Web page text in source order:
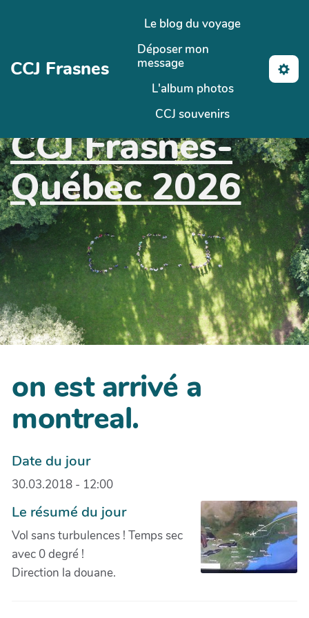
Aller au contenu principal
CCJ Frasnes
Le blog du voyage
Déposer mon
message
L'album photos
CCJ souvenirs
CCJ Frasnes-
Québec 2026
on est arrivé a
montreal.
Date du jour
30.03.2018 - 12:00
Le résumé du jour
Vol sans turbulences ! Temps sec
avec 0 degré !
Direction la douane.